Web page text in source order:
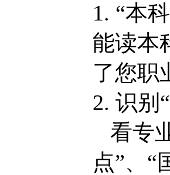
1. “本
能读本
了您职
2. 识别
看专
点”、“